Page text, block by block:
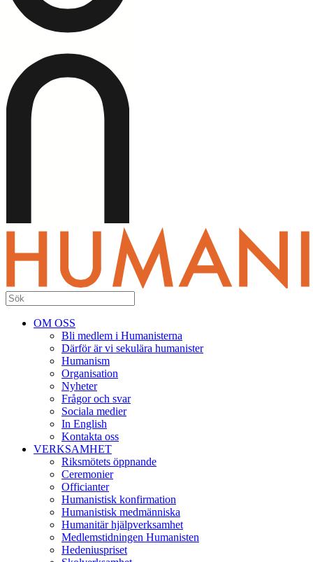
OM OSS
Bli medlem i Humanisterna
Därför är vi sekulära humanister
Humanism
Organisation
Nyheter
Frågor och svar
Sociala medier
In English
Kontakta oss
VERKSAMHET
Riksmötets öppnande
Ceremonier
Officianter
Humanistisk konfirmation
Humanistisk medmänniska
Humanitär hjälpverksamhet
Medlemstidningen Humanisten
Hedeniuspriset